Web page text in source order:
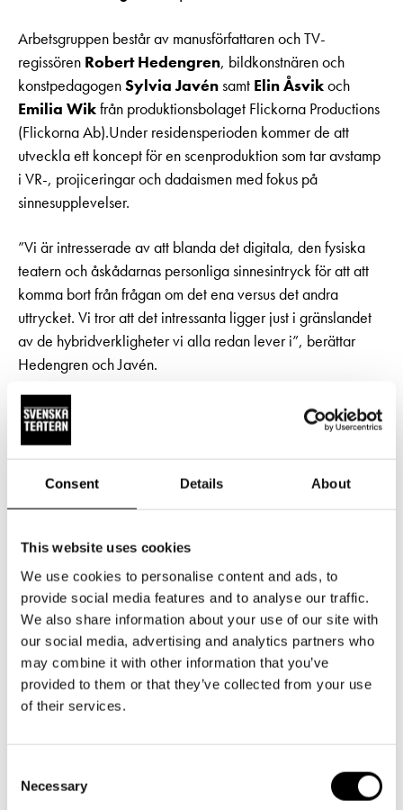
Consent Details About
This website uses cookies
We use cookies to personalise content and ads, to
provide social media features and to analyse our traffic.
We also share information about your use of our site with
our social media, advertising and analytics partners who
may combine it with other information that you’ve
provided to them or that they’ve collected from your use
of their services.
Selection
Necessary
Arbetsgruppen består av manusförfattaren och TV-
regissören Robert Hedengren, bildkonstnären och
konstpedagogenSylvia Javénsamt Elin Åsvikoch
Emilia Wikfrån produktionsbolaget Flickorna Productions
(Flickorna Ab).Under residensperioden kommer de att
utveckla ett koncept för en scenproduktion som tar avstamp
i VR-, projiceringar och dadaismen med fokus på
sinnesupplevelser.
”Vi är intresserade av att blanda det digitala, den fysiska
teatern och åskådarnas personliga sinnesintryck för att att
komma bort från frågan om det ena versus det andra
uttrycket. Vi tror att det intressanta ligger just i gränslandet
av de hybridverkligheter vi alla redan lever i”, berättar
Hedengren och Javén.
“Vi vill jobba i termer av absurditet, kroppslighet och ett
utforskande berättande. Vi ser likheter i den kaotiska
samtiden med tiden kring första världskriget och
dadaismens grundande, i tesen om att i en värld där logiken
upphört är absurditeten det enda rimliga.”
Konstnärlig utveckling och
tillgänglighet
samarbete mellanSvenska Teatern, Aalto
universitetetochKonstuniversitetet, med Svenska
Teatern som huvudman. I slutet av residensperioden
presenterar arbetsgruppen sitt arbete internt, därefter
vidare till en scenproduktion.
Residensperioden är en del av Teaterns 3-åriga digitala